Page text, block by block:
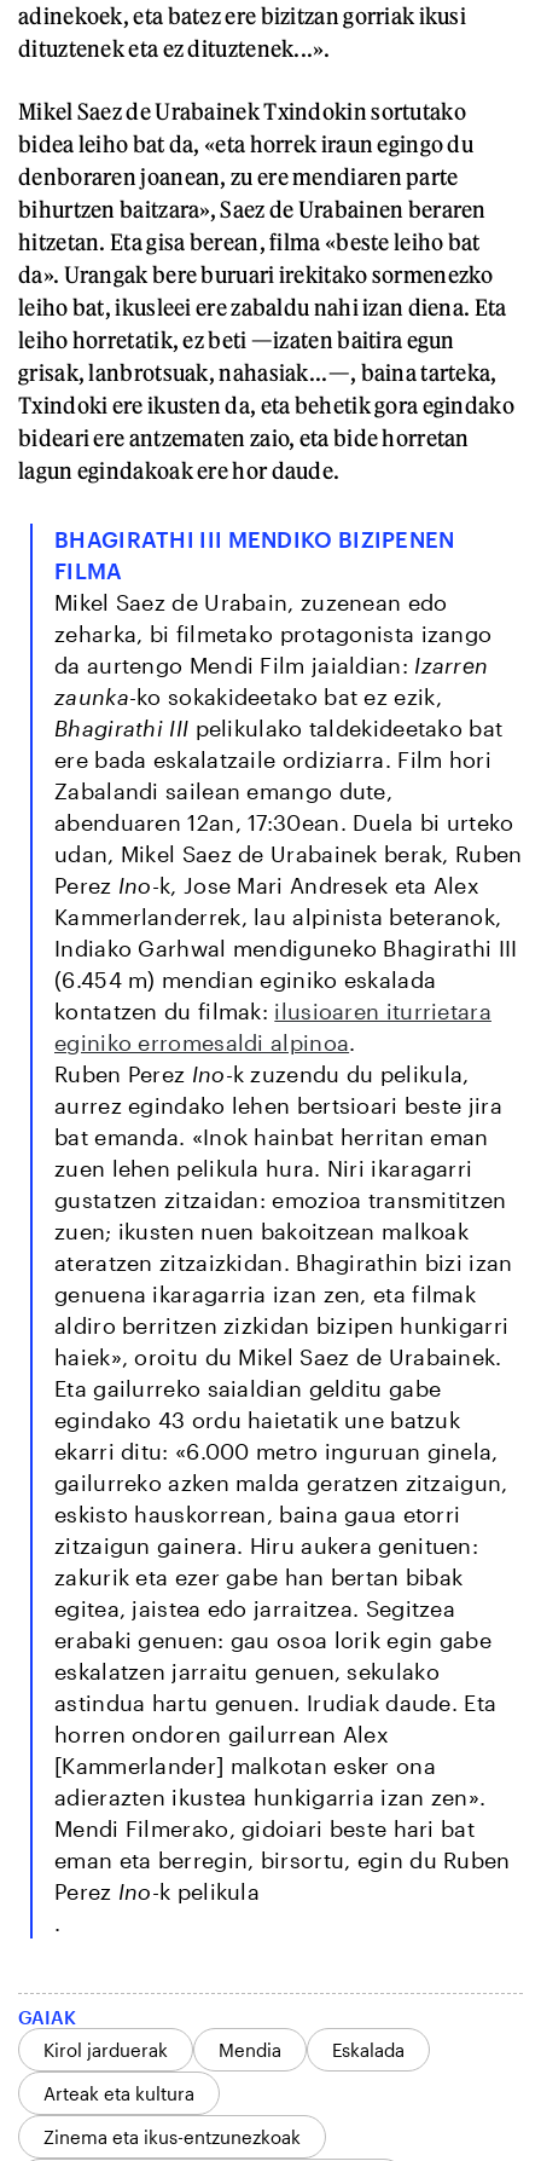
adinekoek, eta batez ere bizitzan gorriak ikusi
dituztenek eta ez dituztenek...».
Mikel Saez de Urabainek Txindokin sortutako
bidea leiho bat da, «eta horrek iraun egingo du
denboraren joanean, zu ere mendiaren parte
bihurtzen baitzara», Saez de Urabainen beraren
hitzetan. Eta gisa berean, filma «beste leiho bat
da». Urangak bere buruari irekitako sormenezko
leiho bat, ikusleei ere zabaldu nahi izan diena. Eta
leiho horretatik, ez beti —izaten baitira egun
grisak, lanbrotsuak, nahasiak...—, baina tarteka,
Txindoki ere ikusten da, eta behetik gora egindako
bideari ere antzematen zaio, eta bide horretan
lagun egindakoak ere hor daude.
BHAGIRATHI III MENDIKO BIZIPENEN
FILMA
Mikel Saez de Urabain, zuzenean edo
zeharka, bi filmetako protagonista izango
da aurtengo Mendi Film jaialdian: Izarren
zaunka-ko sokakideetako bat ez ezik,
Bhagirathi III pelikulako taldekideetako bat
ere bada eskalatzaile ordiziarra. Film hori
Zabalandi sailean emango dute,
abenduaren 12an, 17:30ean. Duela bi urteko
udan, Mikel Saez de Urabainek berak, Ruben
Perez Ino-k, Jose Mari Andresek eta Alex
Kammerlanderrek, lau alpinista beteranok,
Indiako Garhwal mendiguneko Bhagirathi III
(6.454 m) mendian eginiko eskalada
kontatzen du filmak: ilusioaren iturrietara
eginiko erromesaldi alpinoa.
Ruben Perez Ino-k zuzendu du pelikula,
aurrez egindako lehen bertsioari beste jira
bat emanda. «Inok hainbat herritan eman
zuen lehen pelikula hura. Niri ikaragarri
gustatzen zitzaidan: emozioa transmititzen
zuen; ikusten nuen bakoitzean malkoak
ateratzen zitzaizkidan. Bhagirathin bizi izan
genuena ikaragarria izan zen, eta filmak
aldiro berritzen zizkidan bizipen hunkigarri
haiek», oroitu du Mikel Saez de Urabainek.
Eta gailurreko saialdian gelditu gabe
egindako 43 ordu haietatik une batzuk
ekarri ditu: «6.000 metro inguruan ginela,
gailurreko azken malda geratzen zitzaigun,
eskisto hauskorrean, baina gaua etorri
zitzaigun gainera. Hiru aukera genituen:
zakurik eta ezer gabe han bertan bibak
egitea, jaistea edo jarraitzea. Segitzea
erabaki genuen: gau osoa lorik egin gabe
eskalatzen jarraitu genuen, sekulako
astindua hartu genuen. Irudiak daude. Eta
horren ondoren gailurrean Alex
[Kammerlander] malkotan esker ona
adierazten ikustea hunkigarria izan zen».
Mendi Filmerako, gidoiari beste hari bat
eman eta berregin, birsortu, egin du Ruben
Perez Ino-k pelikula
.
GAIAK
Kirol jarduerak
Mendia
Eskalada
Arteak eta kultura
Zinema eta ikus-entzunezkoak